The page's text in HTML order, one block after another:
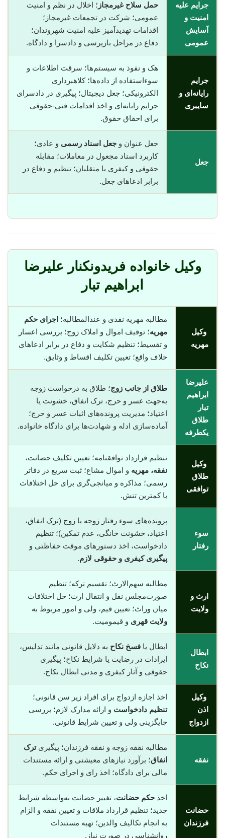
جرایم علیه
امنیت و
آسایش
عمومی
حمل سلاح غیرمجاز ؛ اخلال در نظم و امنیت
عمومی؛ شرکت در تجمعات غیرمجاز؛
اقدامات تهدیدآمیز علیه امنیت شهروندان؛
دفاع در مراحل بازپرسی و دادسرا و دادگاه.
جرایم
رایانه‌ای و
سایبری
هک و نفوذ به سیستم‌ها؛ سرقت اطلاعات و
سوء‌استفاده از داده‌ها؛ کلاهبرداری
الکترونیکی؛ جعل دیجیتال؛ پیگیری در دادسرای
جرایم رایانه‌ای و اخذ اقدامات فنی-حقوقی
برای احقاق حقوق.
جعل
جعل عنوان و جعل اسناد رسمی و عادی؛
کاربرد اسناد مجعول در معاملات؛ مقابله
حقوقی و کیفری با متقلبان؛ تنظیم و دفاع در
برابر ادعاهای جعل.
وکیل خانواده فریدونکنار علیرضا
ابراهیم تبار
وکیل
مهریه
مطالبه مهریه نقدی و عندالمطالبه؛ اجرای حکم
مهریه؛ توقیف اموال و املاک زوج؛ بررسی اعسار
و تقسیط؛ تنظیم شکایت و دفاع در برابر ادعاهای
خلاف واقع؛ تعیین تکلیف اقساط و وثایق.
علیرضا
ابراهیم
تبار
طلاق
یکطرفه
طلاق از جانب زوج؛ طلاق به درخواست زوجه
به‌جهت عسر و حرج، ترک انفاق، خشونت یا
اعتیاد؛ مدیریت پرونده‌های اثبات عسر و حرج؛
آماده‌سازی ادله و شهادت‌ها برای دادگاه خانواده.
وکیل
طلاق
توافقی
تنظیم قرارداد توافقنامه؛ تعیین تکلیف حضانت،
نفقه، مهریه و اموال مشاع؛ ثبت سریع در دفاتر
رسمی؛ مذاکره و میانجی‌گری برای حل اختلافات
با کمترین تنش.
سوء
رفتار
پرونده‌های سوء رفتار زوجه یا زوج (ترک انفاق،
اعتیاد، خشونت خانگی، عدم تمکین)؛ تنظیم
دادخواست، اخذ دستورهای موقت حفاظتی و
پیگیری کیفری و حقوقی لازم.
ارث و
ولایت
مطالبه سهم‌الارث؛ تقسیم ترکه؛ تنظیم
صورت‌مجلس نقل و انتقال ارث؛ حل اختلافات
میان وراث؛ تعیین قیم، ولی و امور مربوط به
ولایت قهری و قیمومیت.
ابطال
نکاح
ابطال یا فسخ نکاح به دلایل قانونی مانند تدلیس،
ایرادات در رضایت یا شرایط نکاح؛ پیگیری
حقوقی و آثار کیفری و مدنی ابطال نکاح.
وکیل
اذن
ازدواج
اخذ اجازه ازدواج برای افراد زیر سن قانونی؛
تنظیم دادخواست و ارائه مدارک لازم؛ بررسی
جایگزینی ولی و تعیین شرایط قانونی.
نفقه
مطالبه نفقه زوجه و نفقه فرزندان؛ پیگیریترک
انفاق؛ برآورد نیازهای معیشتی و ارائه مستندات
مالی برای دادگاه؛ اخذ رای و اجرای حکم.
حضانت
فرزندان
اخذ حکم حضانت، تغییر حضانت به‌واسطه شرایط
جدید؛ تنظیم قرارداد ملاقات و تعیین نفقه و الزام
به انجام تکالیف والدین؛ تهیه مستندات
روانشناسی در صورت نیاز.